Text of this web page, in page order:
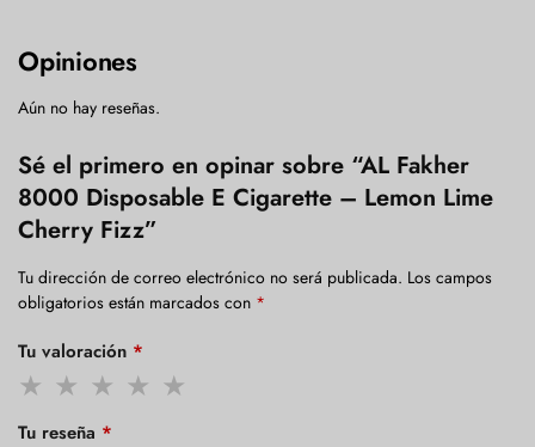
Opiniones
Aún no hay reseñas.
Sé el primero en opinar sobre “AL Fakher
8000 Disposable E Cigarette – Lemon Lime
Cherry Fizz”
Tu dirección de correo electrónico no será publicada. Los campos
obligatorios están marcados con *
Tu valoración *
Tu reseña *